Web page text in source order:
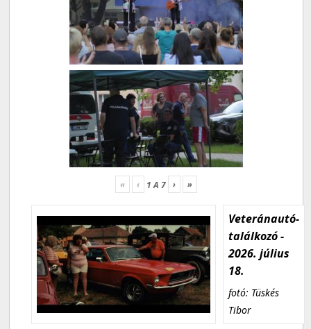
« ‹ 1A 7 › »
Veteránautó-
találkozó -
2026. július
18.
fotó: Tüskés
Tibor